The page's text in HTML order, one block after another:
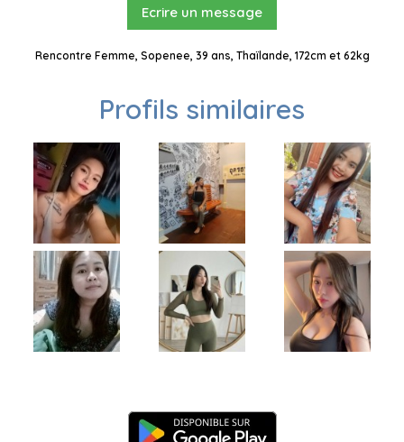
Ecrire un message
Rencontre Femme, Sopenee, 39 ans, Thaïlande, 172cm et 62kg
Profils similaires